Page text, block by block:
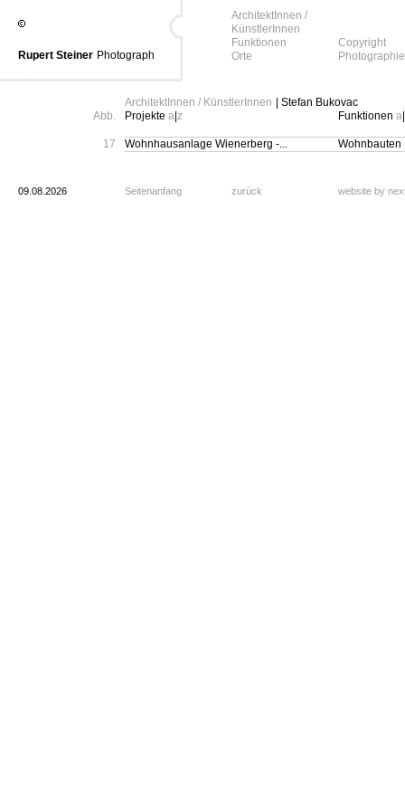
Rupert Steiner Photograph
ArchitektInnen /
KünstlerInnen
Funktionen
Orte
Copyright
Photographie
ArchitektInnen / KünstlerInnen
| Stefan Bukovac
Abb.
Projekte a z Funktionen a
17 Wohnhausanlage Wienerberg -... Wohnbauten
09.08.2026 Seitenanfang zurück website by